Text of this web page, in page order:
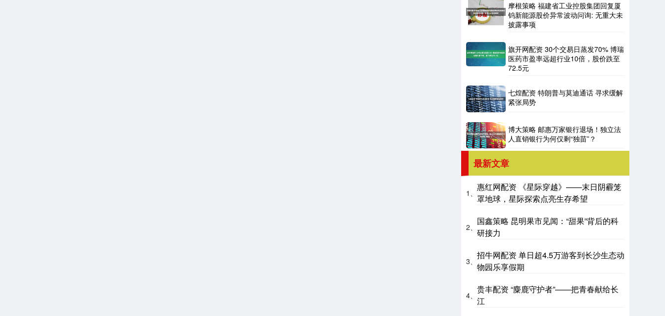
摩根策略 福建省工业控股集团回复厦
钨新能源股价异常波动问询: 无重大未
披露事项
旗开网配资 30个交易日蒸发70% 博瑞
医药市盈率远超行业10倍，股价跌至
72.5元
七煌配资 特朗普与莫迪通话 寻求缓解
紧张局势
博大策略 邮惠万家银行退场！独立法
人直销银行为何仅剩“独苗”？
最新文章
1、
惠红网配资 《星际穿越》——末日阴霾笼
罩地球，星际探索点亮生存希望
2、
国鑫策略 昆明果市见闻：“甜果”背后的科
研接力
3、
招牛网配资 单日超4.5万游客到长沙生态动
物园乐享假期
4、
贵丰配资 “麋鹿守护者”——把青春献给长
江